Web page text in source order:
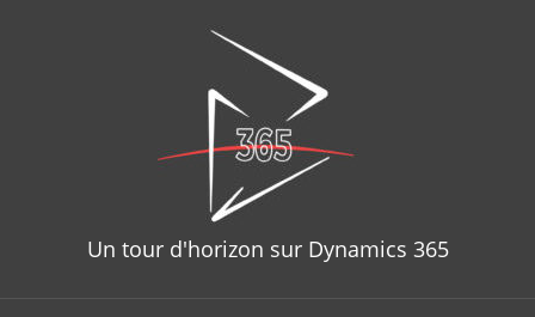
Un tour d'horizon sur Dynamics 365